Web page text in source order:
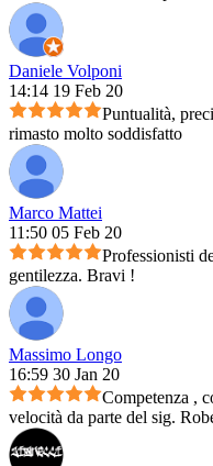
Daniele Volponi
14:14 19 Feb 20
Puntualità,
rimasto molto soddisfatto
Marco Mattei
11:50 05 Feb 20
Professionisti
gentilezza. Bravi !
Massimo Longo
16:59 30 Jan 20
Competenza ,
velocità da parte del sig.